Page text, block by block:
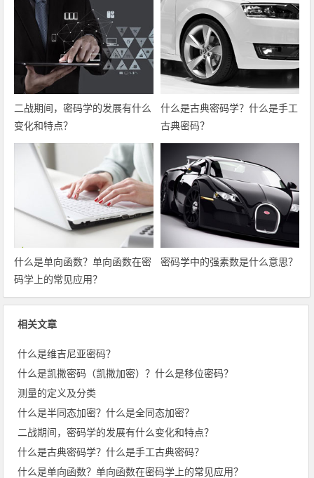
二战期间，密码学的发展有什么
变化和特点？
什么是古典密码学？什么是手工
古典密码？
什么是单向函数？单向函数在密
码学上的常见应用？
密码学中的强素数是什么意思？
相关文章
什么是维吉尼亚密码？
什么是凯撒密码（凯撒加密）？什么是移位密码？
测量的定义及分类
什么是半同态加密？什么是全同态加密？
二战期间，密码学的发展有什么变化和特点？
什么是古典密码学？什么是手工古典密码？
什么是单向函数？单向函数在密码学上的常见应用？